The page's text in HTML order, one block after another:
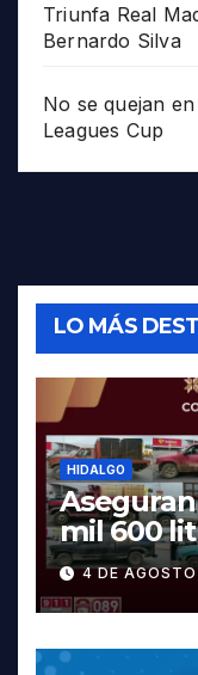
Triunfa Real
Bernardo Silva
No se quejan
Leagues Cup
LO MÁS
HIDALGO
Aseguran
mil 600
y dos
Tula
4 DE